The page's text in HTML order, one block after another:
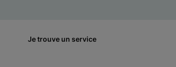
Je trouve un service